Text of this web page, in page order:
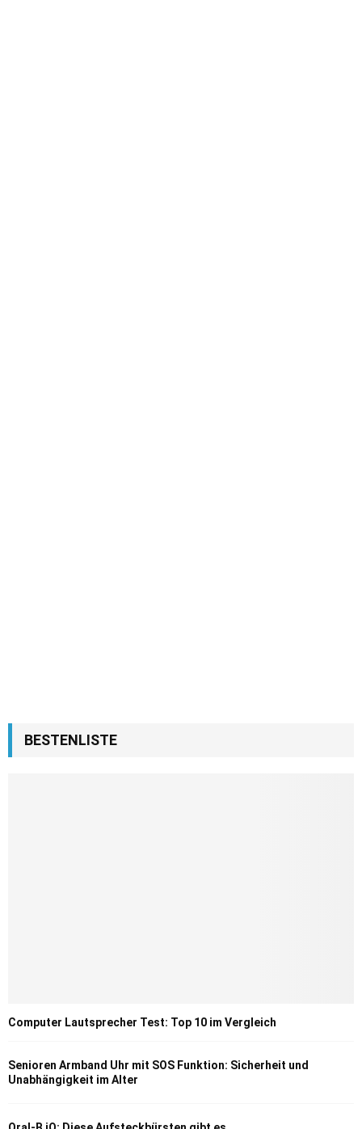
BESTENLISTE
Computer Lautsprecher Test: Top 10 im Vergleich
Senioren Armband Uhr mit SOS Funktion: Sicherheit und
Unabhängigkeit im Alter